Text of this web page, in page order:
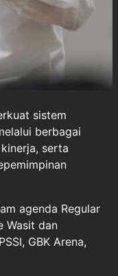
sistem
berbagai
serta
agenda Regular
Wasit dan
GBK Arena,